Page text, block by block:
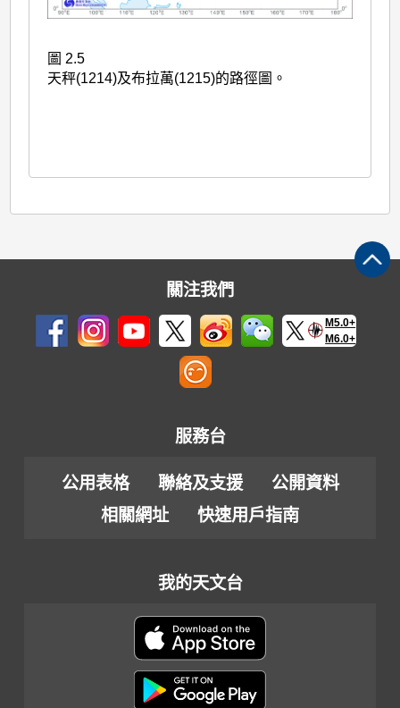
圖 2.5
天秤(1214)及布拉萬(1215)的路徑圖。
關注我們
M5.0+
M6.0+
服務台
公用表格 聯絡及支援
公開資料
相關網址
快速用戶指南
我的天文台